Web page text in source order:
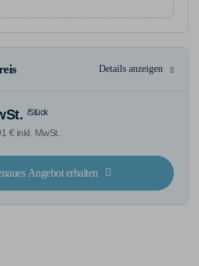
Details anzeigen
/Stück
€ inkl. MwSt.
Angebot erhalten